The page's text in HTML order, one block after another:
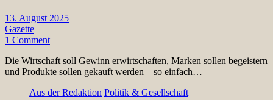
13. August 2025
Gazette
1 Comment
Die Wirtschaft soll Gewinn erwirtschaften, Marken sollen begeistern
und Produkte sollen gekauft werden – so einfach…
Aus der Redaktion Politik & Gesellschaft